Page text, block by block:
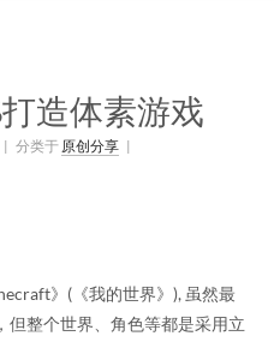
打造体素游戏
| 分类于 原创分享 |
》(《我的世界》), 虽然最
但整个世界、角色等都是采用立